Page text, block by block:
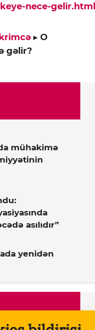
nece-gelir.html
▸ O
gəlir?
mühakimə
asılıdır”
yenidən